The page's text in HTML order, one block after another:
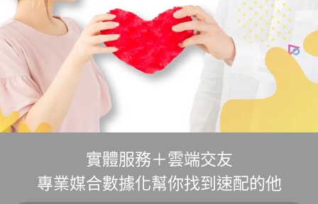
實體服務＋雲端交友
專業媒合數據化幫你找到速配的他